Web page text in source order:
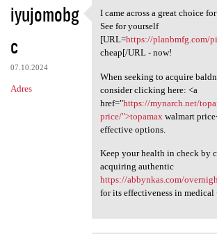
iyujomobg
c
07.10.2024
Adres
I came across a great
I came across a great choice
See for yourself
[URL=https://planbmfg.com/
cheap[/URL - now!
When seeking to acquire
consider clicking here: <a
href="https://mynarch.net/
price/">topamax walmart
effective options.
Keep your health in check by
acquiring authentic
https://abbynkas.com/
for its effectiveness in medical